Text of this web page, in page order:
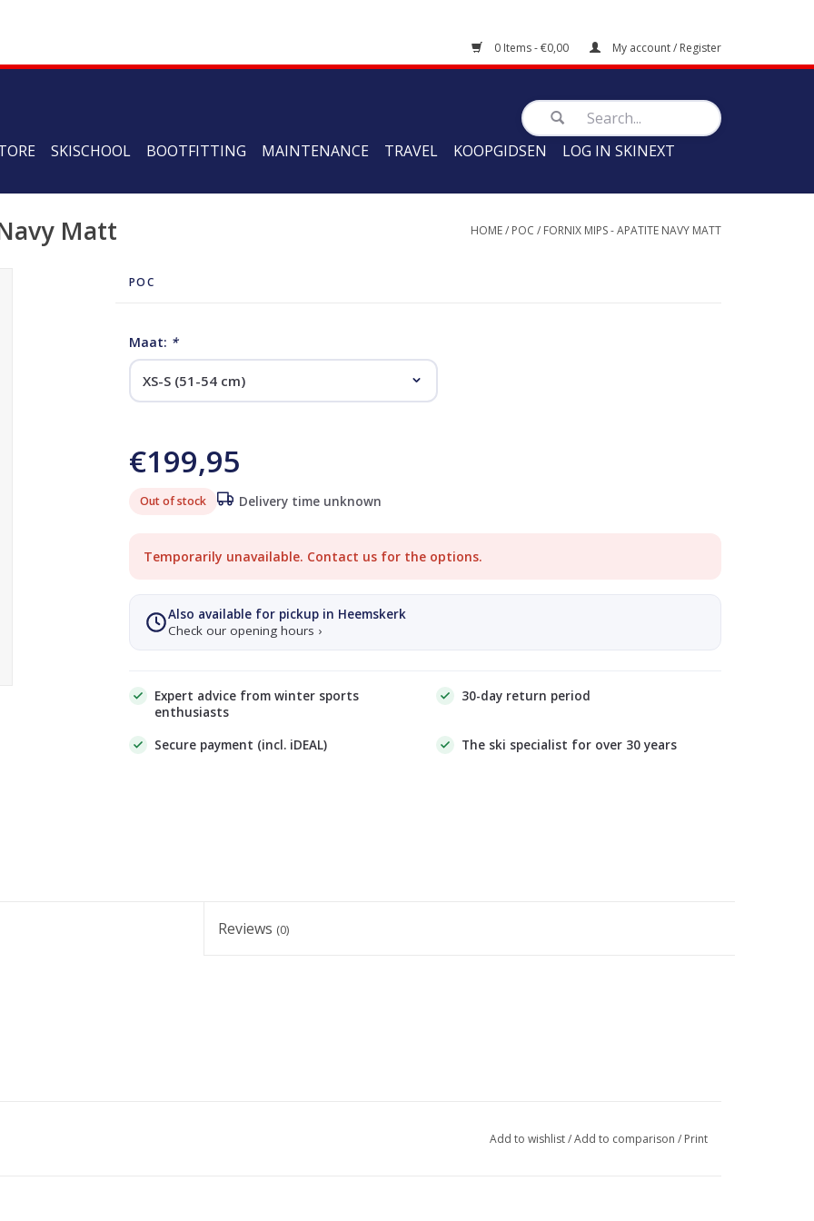
0 Items - €0,00 My account / Register
SKISCHOOL BOOTFITTING MAINTENANCE TRAVEL KOOPGIDSEN LOG IN SKINEXT
Matt HOME/ POC / FORNIX MIPS - APATITE NAVY MATT
POC
Maat: *
€199,95
Out of stock Delivery time unknown
Temporarily unavailable. Contact us for the options.
Also available for pickup in Heemskerk
Check our opening hours ›
Expert advice from winter sports
enthusiasts
30-day return period
Secure payment (incl. iDEAL) The ski specialist for over 30 years
Reviews (0)
Add to wishlist/Add to comparison / Print